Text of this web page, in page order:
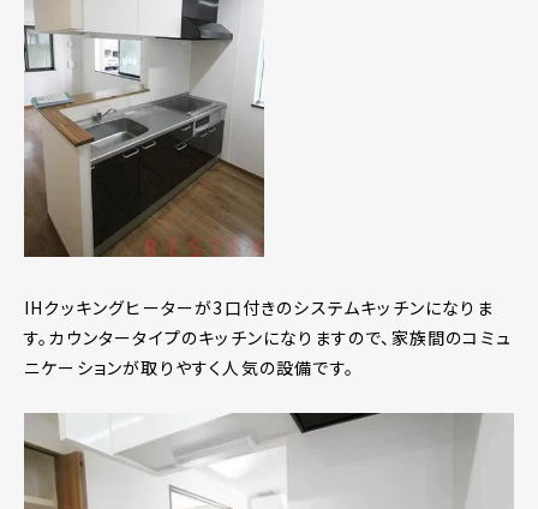
IHクッキングヒーターが3口付きのシステムキッチンになりま
す。カウンタータイプのキッチンになりますので、家族間のコミュ
ニケーションが取りやすく人気の設備です。